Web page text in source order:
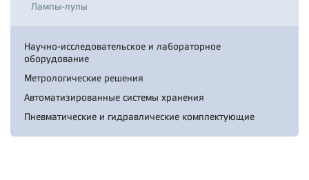
Лампы-лупы
Научно-исследовательское и лабораторное
оборудование
Метрологические решения
Автоматизированные системы хранения
Пневматические и гидравлические комплектующие